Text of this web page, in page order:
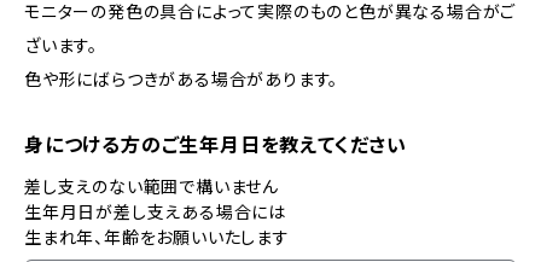
モニターの発色の具合によって実際のものと色が異なる場合がご
ざいます。
色や形にばらつきがある場合があります。
身につける方のご生年月日を教えてください
差し支えのない範囲で構いません
生年月日が差し支えある場合には
生まれ年、年齢をお願いいたします